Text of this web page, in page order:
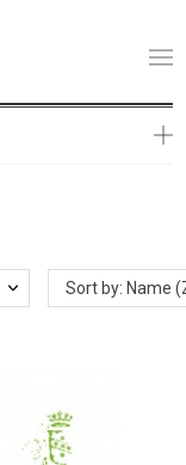
Sort by: Name